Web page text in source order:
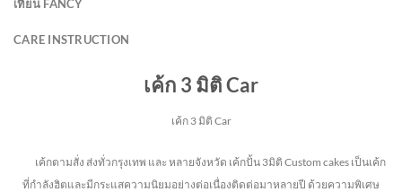
เทียน FANCY
CARE INSTRUCTION
เค้ก 3 มิติ Car
เค้ก 3 มิติ Car
เค้กตามสั่ง ส่งทั่วกรุงเทพ และ หลายจังหวัด เค้กปั้น 3มิติ Custom cakes เป็นเค้ก
ที่กำลังฮิตและมีกระแสความนิยมอย่างต่อเนื่องติดต่อมาหลายปี ด้วยความพิเศษ